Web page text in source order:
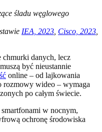
śladu węglowego
IEA, 2023 Cisco, 2023
chmurki danych, lecz
być nieustannie
online – od lajkowania
rozmowy wideo – wymaga
po całym świecie.